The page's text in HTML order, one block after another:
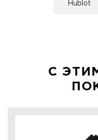
Hublot
С